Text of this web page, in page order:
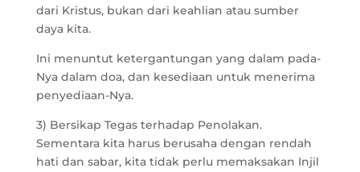
dari Kristus, bukan dari keahlian atau sumber
daya kita.
Ini menuntut ketergantungan yang dalam pada-
Nya dalam doa, dan kesediaan untuk menerima
penyediaan-Nya.
3) Bersikap Tegas terhadap Penolakan.
Sementara kita harus berusaha dengan rendah
hati dan sabar, kita tidak perlu memaksakan Injil